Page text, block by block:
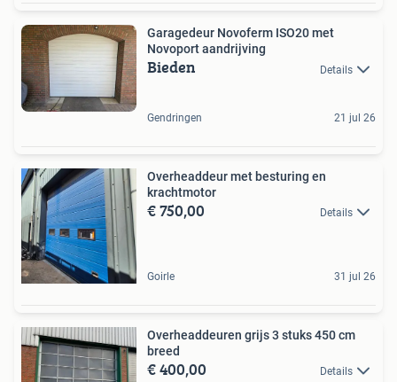
Garagedeur Novoferm ISO20 met
Novoport aandrijving
Bieden Details
Gendringen 21 jul 26
Overheaddeur met besturing en
krachtmotor
€ 750,00 Details
Goirle 31 jul 26
Overheaddeuren grijs 3 stuks 450 cm
breed
€ 400,00 Details